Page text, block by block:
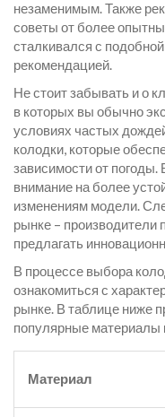
незаменимым. Также
советы от более
сталкивался с
рекомендацией.
Не стоит забывать и о
в которых вы обычно
условиях частых
колодки, которые
зависимости от
внимание на более
изменениям модели.
рынке – производители
предлагать
В процессе выбора
ознакомиться с
рынке. В таблице ниже
популярные материалы
Материал